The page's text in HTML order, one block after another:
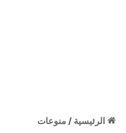
الرئيسية / منوعات